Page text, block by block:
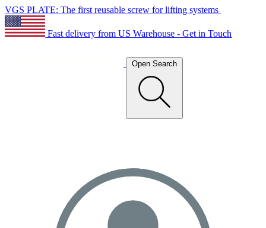
VGS PLATE: The first reusable screw for lifting systems
Fast delivery from US Warehouse - Get in Touch
Open Search